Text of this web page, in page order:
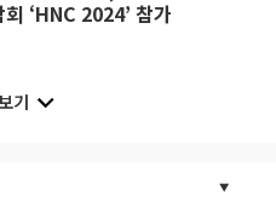
‘HNC 2024’ 참가
기